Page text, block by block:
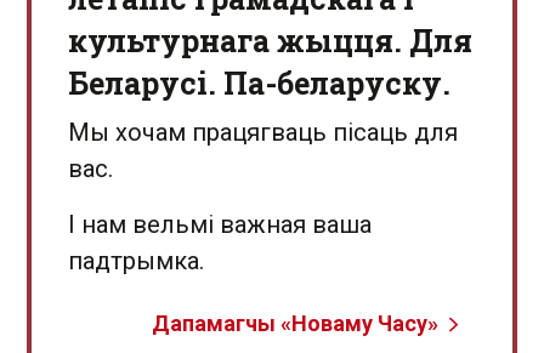
культурнага жыцця. Для
Беларусі. Па-беларуску.
Мы хочам працягваць пісаць для
вас.
І нам вельмі важная ваша
падтрымка.
Дапамагчы «Новаму Часу»